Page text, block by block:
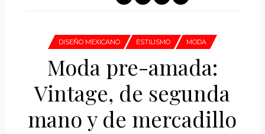
DISEÑO MEXICANO ESTILISMO MODA
Moda pre-amada:
Vintage, de segunda
mano y de mercadillo